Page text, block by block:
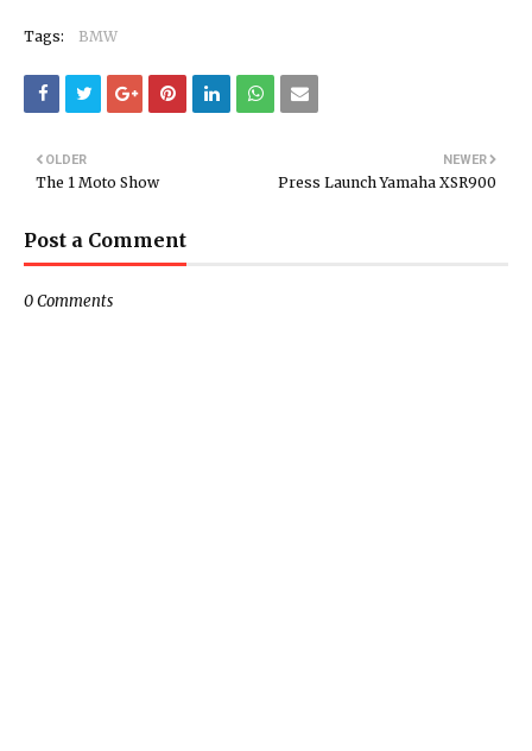
Tags: BMW
NEWER
Press Launch Yamaha XSR900
OLDER
The 1 Moto Show
Post a Comment
0 Comments